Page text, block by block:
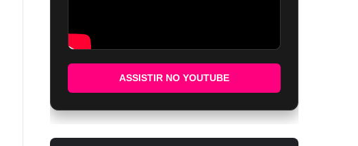
ASSISTIR NO YOUTUBE